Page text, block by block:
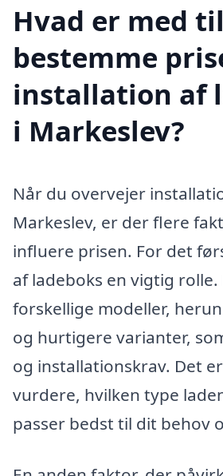
Hvad er med
bestemme
installation af
i Markeslev?
Når du overvejer
Markeslev, er der flere
influere prisen. For det
af ladeboks en vigtig
forskellige modeller,
og hurtigere varianter,
og installationskrav. Det
vurdere, hvilken type
passer bedst til dit behov